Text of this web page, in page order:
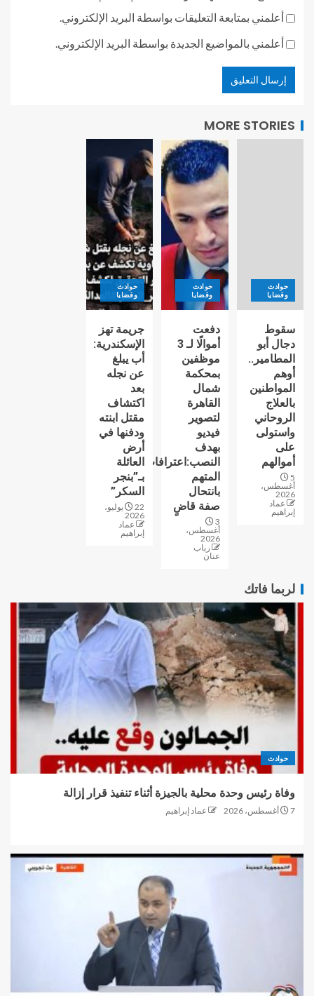
أعلمني بمتابعة التعليقات بواسطة البريد الإلكتروني.
أعلمني بالمواضيع الجديدة بواسطة البريد الإلكتروني.
MORE STORIES
حوادث
وقضايا
سقوط
دجال أبو
المطامير..
أوهم
المواطنين
بالعلاج
الروحاني
واستولى
على
أموالهم
5
أغسطس،
2026
عماد
إبراهيم
حوادث
وقضايا
دفعت
أموالًا لـ 3
موظفين
بمحكمة
شمال
القاهرة
لتصوير
فيديو
بهدف
النصب:اعترافات
المتهم
بانتحال
صفة قاضٍ
3
أغسطس،
2026
رباب
عنان
حوادث
وقضايا
جريمة تهز
الإسكندرية:
أب يبلغ
عن نجله
بعد
اكتشاف
مقتل ابنته
ودفنها في
أرض
العائلة
بـ”بنجر
السكر”
22 يوليو،
2026
عماد
إبراهيم
لربما فاتك
حوادث
وفاة رئيس وحدة محلية بالجيزة أثناء تنفيذ قرار إزالة
7 أغسطس، 2026 عماد إبراهيم